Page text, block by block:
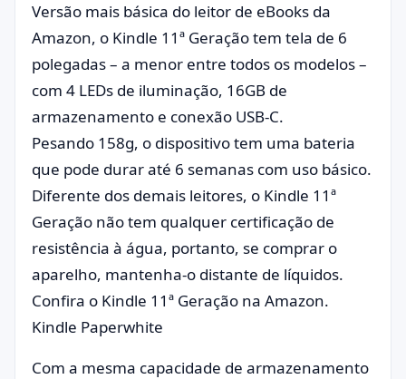
Versão mais básica do leitor de eBooks da
Amazon, o Kindle 11ª Geração tem tela de 6
polegadas – a menor entre todos os modelos –
com 4 LEDs de iluminação, 16GB de
armazenamento e conexão USB-C.
Pesando 158g, o dispositivo tem uma bateria
que pode durar até 6 semanas com uso básico.
Diferente dos demais leitores, o Kindle 11ª
Geração não tem qualquer certificação de
resistência à água, portanto, se comprar o
aparelho, mantenha-o distante de líquidos.
Confira o Kindle 11ª Geração na Amazon.
Kindle Paperwhite
Com a mesma capacidade de armazenamento